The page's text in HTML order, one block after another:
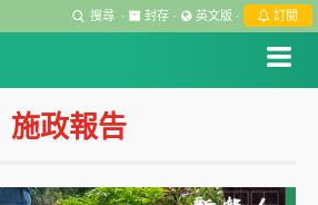
搜尋 · 封存 · 英文版 · 訂閱
施政報告